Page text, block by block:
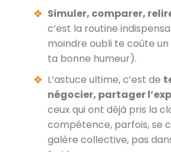
Simuler, comparer,
c’est la routine
moindre oubli te coûte
ta bonne humeur).
L’astuce ultime, c’est de
négocier, partager
ceux qui ont déjà pris la
compétence, parfois, se
galère collective, pas